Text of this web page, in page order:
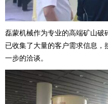
磊蒙机械作为专业的高端矿山
已收集了大量的客户需求信息
一步的洽谈。